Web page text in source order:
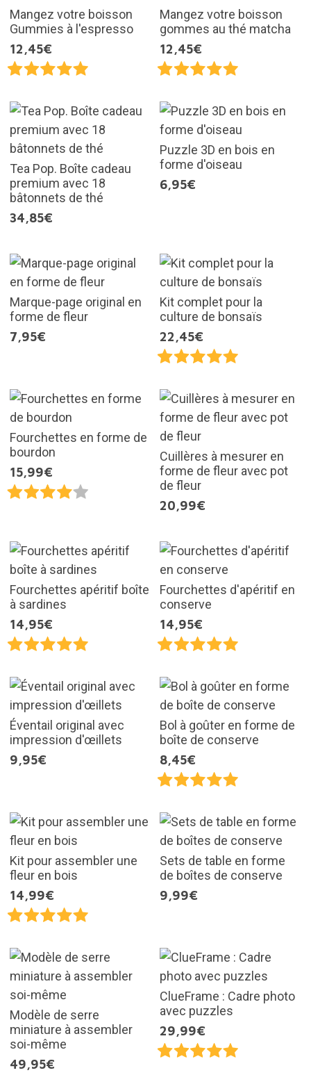
Mangez votre boisson
Gummies à l'espresso
12,45€
Mangez votre boisson
gommes au thé matcha
12,45€
Tea Pop. Boîte cadeau
premium avec 18
bâtonnets de thé
34,85€
Puzzle 3D en bois en
forme d'oiseau
6,95€
Marque-page original en
forme de fleur
7,95€
Kit complet pour la
culture de bonsaïs
22,45€
Fourchettes en forme de
bourdon
15,99€
Cuillères à mesurer en
forme de fleur avec pot
de fleur
20,99€
Fourchettes apéritif boîte
à sardines
14,95€
Fourchettes d'apéritif en
conserve
14,95€
Éventail original avec
impression d'œillets
9,95€
Bol à goûter en forme de
boîte de conserve
8,45€
Kit pour assembler une
fleur en bois
14,99€
Sets de table en forme
de boîtes de conserve
9,99€
Modèle de serre
miniature à assembler
soi-même
49,95€
ClueFrame : Cadre photo
avec puzzles
29,99€